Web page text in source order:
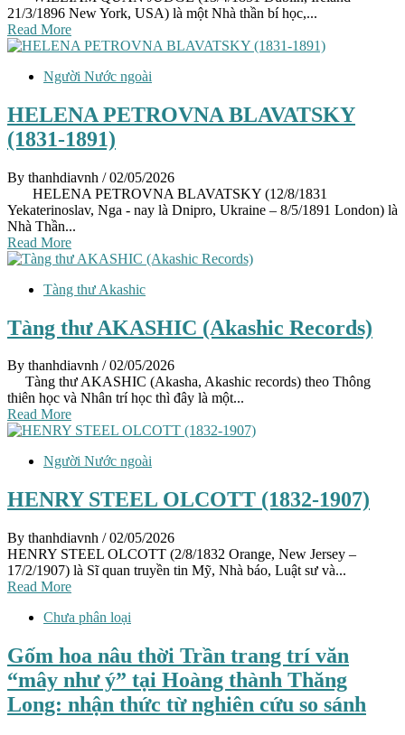
21/3/1896 New York, USA) là một Nhà thần bí học,...
Read More
Người Nước ngoài
HELENA PETROVNA BLAVATSKY
(1831-1891)
By thanhdiavnh / 02/05/2026
HELENA PETROVNA BLAVATSKY (12/8/1831
Yekaterinoslav, Nga - nay là Dnipro, Ukraine – 8/5/1891 London) là
Nhà Thần...
Read More
Tàng thư Akashic
Tàng thư AKASHIC (Akashic Records)
By thanhdiavnh / 02/05/2026
Tàng thư AKASHIC (Akasha, Akashic records) theo Thông
thiên học và Nhân trí học thì đây là một...
Read More
Người Nước ngoài
HENRY STEEL OLCOTT (1832-1907)
By thanhdiavnh / 02/05/2026
HENRY STEEL OLCOTT (2/8/1832 Orange, New Jersey –
17/2/1907) là Sĩ quan truyền tin Mỹ, Nhà báo, Luật sư và...
Read More
Chưa phân loại
Gốm hoa nâu thời Trần trang trí văn
“mây như ý” tại Hoàng thành Thăng
Long: nhận thức từ nghiên cứu so sánh